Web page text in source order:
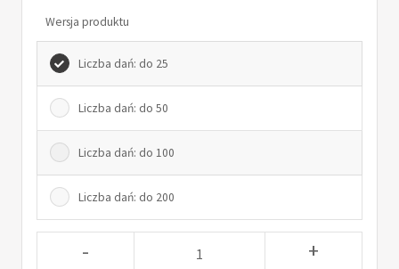
Wersja produktu
Liczba dań: do 25
Liczba dań: do 50
Liczba dań: do 100
Liczba dań: do 200
- +